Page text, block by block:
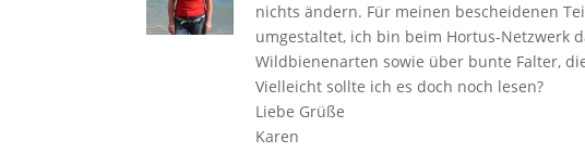
nichts ändern. Für meinen bescheidenen
umgestaltet, ich bin beim Hortus-Netzwerk
Wildbienenarten sowie über bunte Falter,
Vielleicht sollte ich es doch noch lesen?
Liebe Grüße
Karen